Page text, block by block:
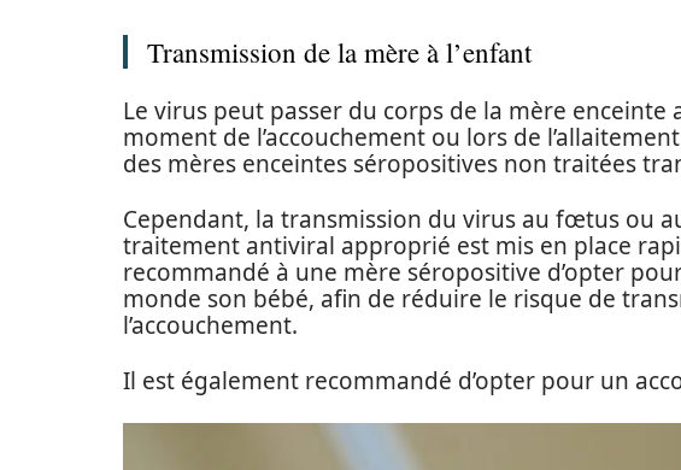
Transmission de la mère à l’enfant
Le virus peut passer du corps de la mère
moment de l’accouchement ou lors de
des mères enceintes séropositives non traitées
Cependant, la transmission du virus au fœtus ou
traitement antiviral approprié est mis en place
recommandé à une mère séropositive d’opter
monde son bébé, afin de réduire le risque de
l’accouchement.
Il est également recommandé d’opter pour un